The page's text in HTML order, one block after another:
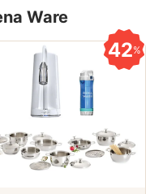
Ware
42%